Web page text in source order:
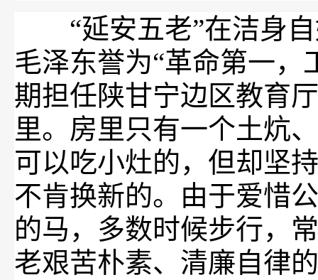
“延安五老”在洁身
毛泽东誉为“革命第一，
期担任陕甘宁边区教育
里。房里只有一个土炕
可以吃小灶的，但却坚
不肯换新的。由于爱惜
的马，多数时候步行，
老艰苦朴素、清廉自律